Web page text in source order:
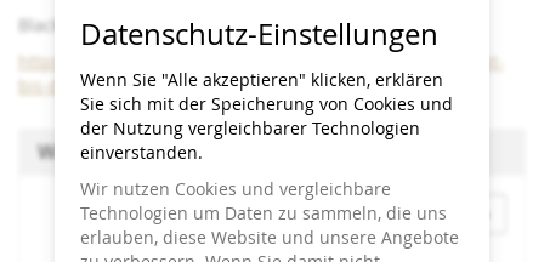
Black Table bleibt bis Dezember 2026 im Cineplex
https://www.black-table.de/wichtige-info-black-table-bleibt-
bis-dezember-2026-im-cineplex/
Wählen Sie einen Termin aus
Monat
Datenschutz-Einstellungen
Wenn Sie "Alle akzeptieren" klicken, erklären
Sie sich mit der Speicherung von Cookies und
der Nutzung vergleichbarer Technologien
einverstanden.
Wir nutzen Cookies und vergleichbare
Technologien um Daten zu sammeln, die uns
erlauben, diese Website und unsere Angebote